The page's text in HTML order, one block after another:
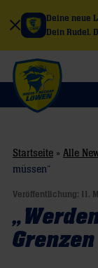
Deine neue
Dein Rudel.
Startseite » Alle
müssen“
Veröffentlichung: 11.